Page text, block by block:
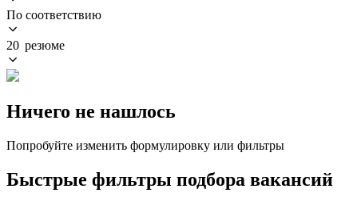
По соответствию
20 резюме
Ничего не нашлось
Попробуйте изменить формулировку или фильтры
Быстрые фильтры подбора вакансий